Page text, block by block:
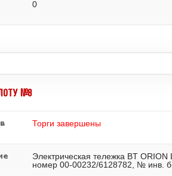
0
№8
Торги завершены
Электрическая тележка BT
номер 00-00232/6128782, № инв.